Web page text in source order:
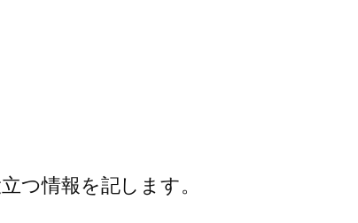
つ情報を記します。